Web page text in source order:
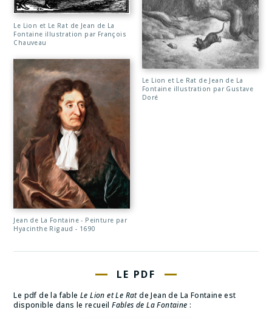
Le Lion et Le Rat de Jean de La
Fontaine illustration par François
Chauveau
Jean de La Fontaine - Peinture par
Hyacinthe Rigaud - 1690
Le Lion et Le Rat de Jean de La
Fontaine illustration par Gustave
Doré
LE PDF
Le pdf de la fableLe Lion et Le Ratde Jean de La Fontaine est
disponible dans le recueilFables de La Fontaine :